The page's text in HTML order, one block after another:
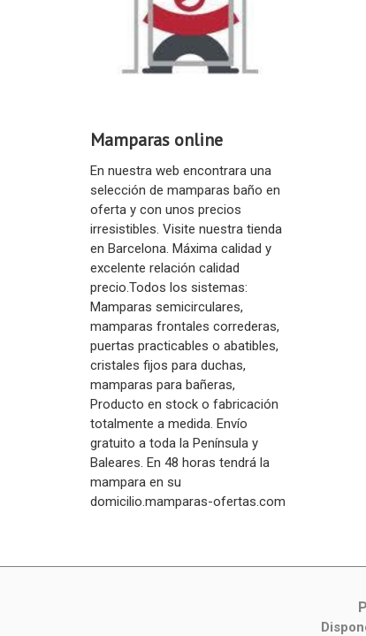
Mamparas online
En nuestra web encontrara una
selección de mamparas baño en
oferta y con unos precios
irresistibles. Visite nuestra tienda
en Barcelona. Máxima calidad y
excelente relación calidad
precio.Todos los sistemas:
Mamparas semicirculares,
mamparas frontales correderas,
puertas practicables o abatibles,
cristales fijos para duchas,
mamparas para bañeras,
Producto en stock o fabricación
totalmente a medida. Envío
gratuito a toda la Península y
Baleares. En 48 horas tendrá la
mampara en su
domicilio.mamparas-ofertas.com